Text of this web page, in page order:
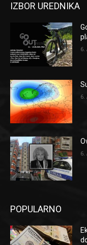
IZBOR UREDNIKA
6.
6.
6.
POPULARNO